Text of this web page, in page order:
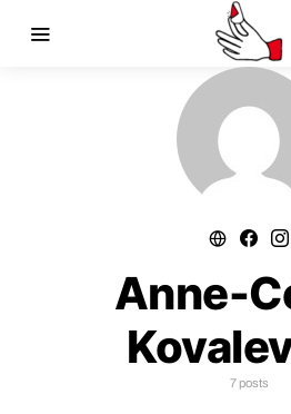
Anne-
7 posts